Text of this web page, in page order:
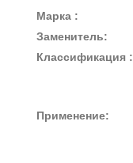
Марка :
Заменитель:
Классификация :
Применение: